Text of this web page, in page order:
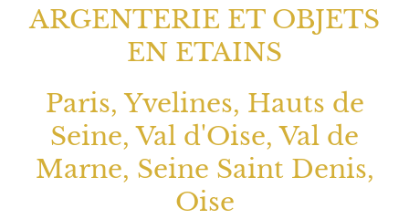
ARGENTERIE ET OBJETS
EN ETAINS
Paris, Yvelines, Hauts de
Seine, Val d'Oise, Val de
Marne, Seine Saint Denis,
Oise